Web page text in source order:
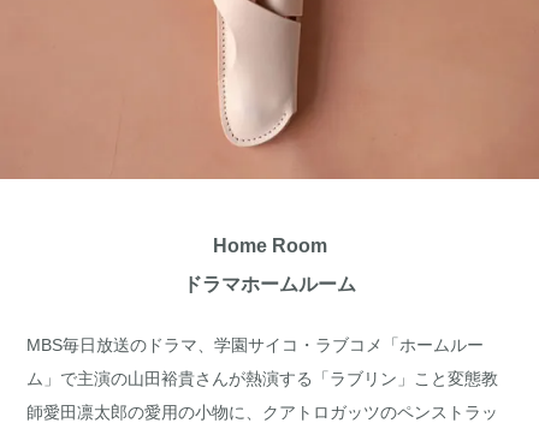
Home Room
ドラマホームルーム
MBS毎日放送のドラマ、学園サイコ・ラブコメ「ホームルー
ム」で主演の山田裕貴さんが熱演する「ラブリン」こと変態教
師愛田凛太郎の愛用の小物に、クアトロガッツのペンストラッ